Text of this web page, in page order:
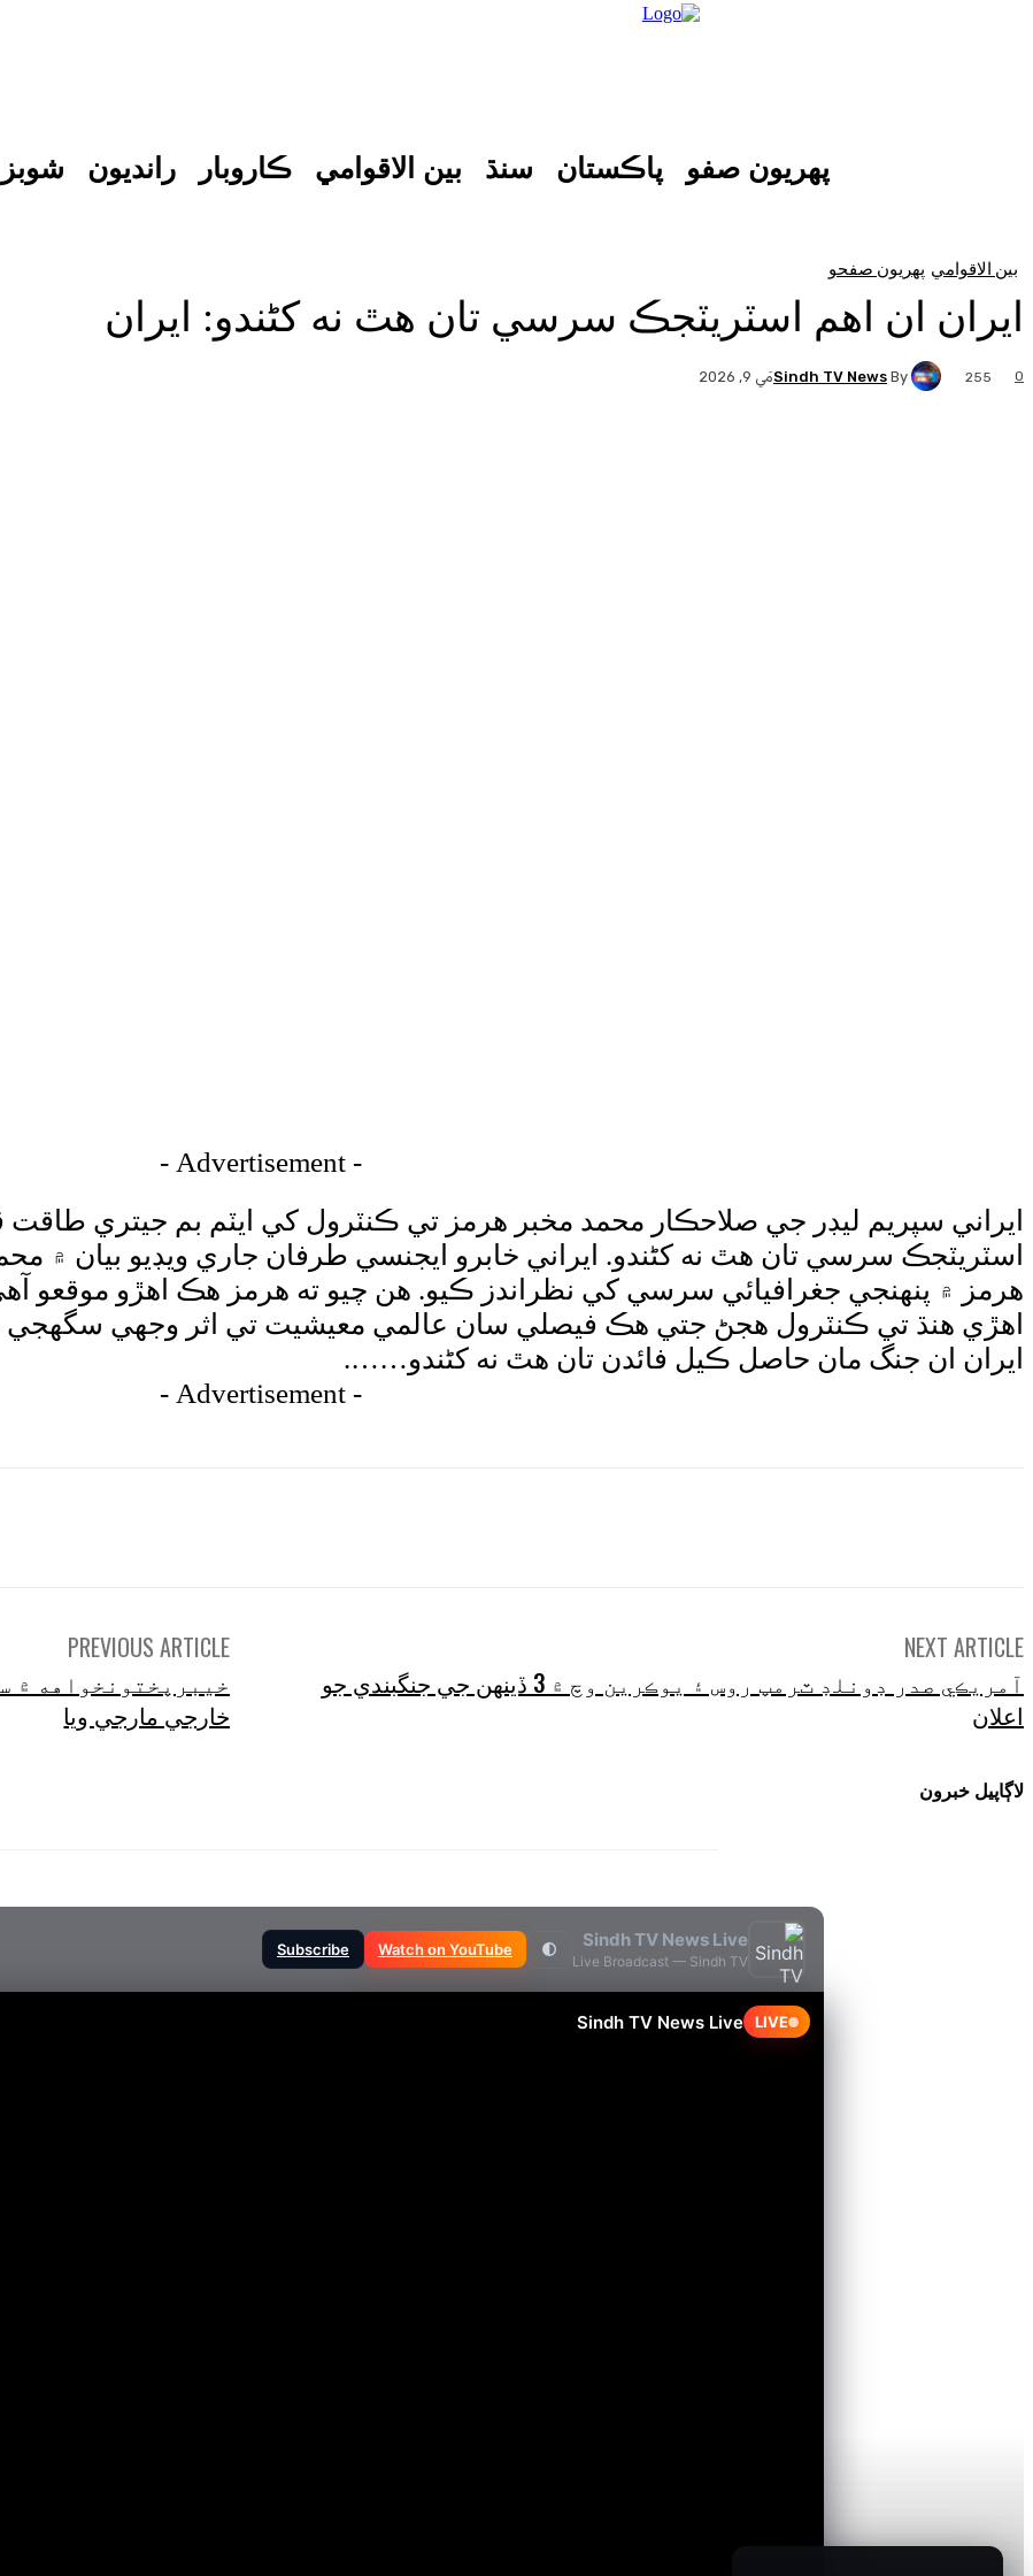
پهريون صفو پاڪستان سنڌ بين الاقوامي ڪاروبار رانديون شوبز
بين الاقوامي پهريون صفحو
ايران ان اهم اسٽريٽجڪ سرسي تان هٿ نه کڻندو: ايران
By
Sindh TV Newsمَي 9, 2026 0
255
- Advertisement -
ايراني سپريم ليڊر جي صلاحڪار محمد مخبر هرمز تي ڪنٽرول کي ايٽم بم جيتري طاقت
اسٽريٽجڪ سرسي تان هٿ نه کڻندو. ايراني خابرو ايجنسي طرفان جاري ويڊيو بيان ۾
هرمز ۾ پنهنجي جغرافيائي سرسي کي نظراندز ڪيو. هن چيو ته هرمز هڪ اهڙو موقعو
اهڙي هنڌ تي ڪنٽرول هجڻ جتي هڪ فيصلي سان عالمي معيشيت تي اثر وجهي سگھجي
ايران ان جنگ مان حاصل ڪيل فائدن تان هٿ نه کڻندو…….
- Advertisement -
PREVIOUS ARTICLE
خارجي مارجي ويا
NEXT ARTICLE
آمريڪي صدر ڊونلڊ ٽرمپ روس ۽ يوڪرين وچ ۾ 3 ڏينهن جي جنگبندي جو
اعلان
لاڳاپيل خبرون
Sindh TV News Live
Live Broadcast — Sindh TV
🌓
Watch on YouTube
Subscribe
LIVE
Sindh TV News Live